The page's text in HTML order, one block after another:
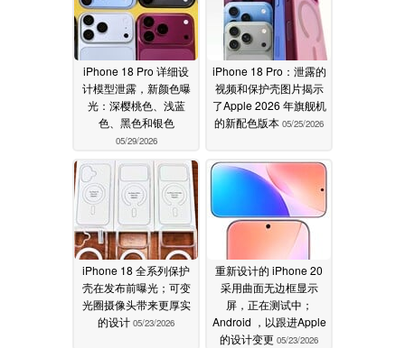
iPhone 18 Pro 详细设
计模型泄露，新颜色曝
光：深樱桃色、浅蓝
色、黑色和银色
05/29/2026
iPhone 18 Pro：泄露的
视频和保护壳图片揭示
了Apple 2026 年旗舰机
的新配色版本 05/25/2026
iPhone 18 全系列保护
壳在发布前曝光；可变
光圈摄像头带来更厚实
的设计 05/23/2026
重新设计的 iPhone 20
采用曲面无边框显示
屏，正在测试中；
Android ，以跟进Apple
的设计变更 05/23/2026